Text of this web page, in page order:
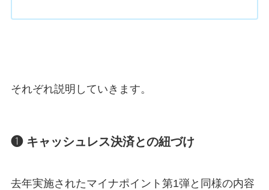
それぞれ説明していきます。
❶ キャッシュレス決済との紐づけ
去年実施されたマイナポイント第1弾と同様の内容